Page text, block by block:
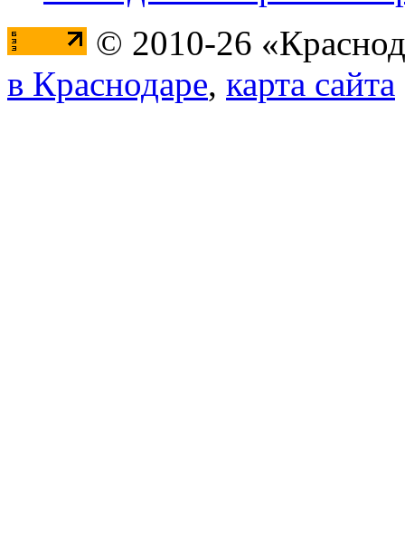
© 2010-26
в Краснодаре, карта сайта